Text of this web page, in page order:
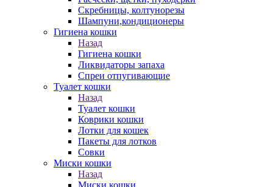
Скребницы, колтунорезы
Шампуни,кондиционеры
Гигиена кошки
Назад
Гигиена кошки
Ликвидаторы запаха
Спреи отпугивающие
Туалет кошки
Назад
Туалет кошки
Коврики кошки
Лотки для кошек
Пакеты для лотков
Совки
Миски кошки
Назад
Миски кошки